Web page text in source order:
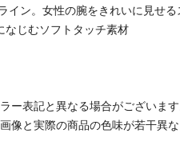
イン。女性の腕をきれいに見せる
なじむソフトタッチ素材
表記と異なる場合がございます
像と実際の商品の色味が若干異